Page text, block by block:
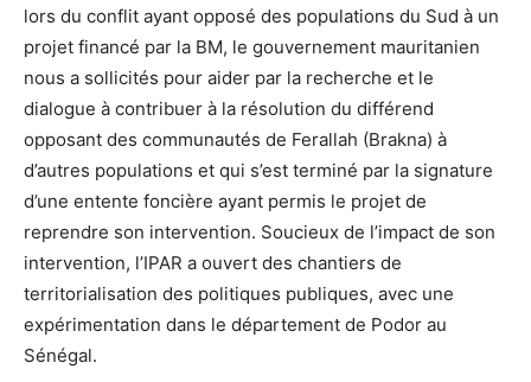
lors du conflit ayant opposé des populations du Sud à un
projet financé par la BM, le gouvernement mauritanien
nous a sollicités pour aider par la recherche et le
dialogue à contribuer à la résolution du différend
opposant des communautés de Ferallah (Brakna) à
d’autres populations et qui s’est terminé par la signature
d’une entente foncière ayant permis le projet de
reprendre son intervention. Soucieux de l’impact de son
intervention, l’IPAR a ouvert des chantiers de
territorialisation des politiques publiques, avec une
expérimentation dans le département de Podor au
Sénégal.